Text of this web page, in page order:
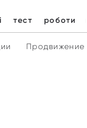
тест роботи
Продвижение